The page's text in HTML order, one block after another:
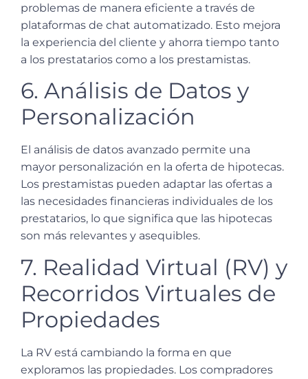
problemas de manera eficiente a través de
plataformas de chat automatizado. Esto mejora
la experiencia del cliente y ahorra tiempo tanto
a los prestatarios como a los prestamistas.
6. Análisis de Datos y
Personalización
El análisis de datos avanzado permite una
mayor personalización en la oferta de hipotecas.
Los prestamistas pueden adaptar las ofertas a
las necesidades financieras individuales de los
prestatarios, lo que significa que las hipotecas
son más relevantes y asequibles.
7. Realidad Virtual (RV) y
Recorridos Virtuales de
Propiedades
La RV está cambiando la forma en que
exploramos las propiedades. Los compradores